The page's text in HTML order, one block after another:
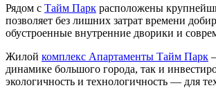
Рядом с Тайм Парк расположены
позволяет без лишних затрат времени
обустроенные внутренние дворики и
Жилой комплекс Апартаменты Тайм Парк
динамике большого города, так и
экологичность и технологичность — для